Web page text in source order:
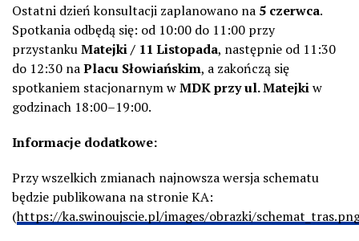
Ostatni dzień konsultacji zaplanowano na 5 czerwca.
Spotkania odbędą się: od 10:00 do 11:00 przy
przystankuMatejki / 11 Listopada, następnie od 11:30
do 12:30 naPlacu Słowiańskim, a zakończą się
spotkaniem stacjonarnym wMDK przy ul. Matejkiw
godzinach 18:00–19:00.
Informacje dodatkowe:
Przy wszelkich zmianach najnowsza wersja schematu
będzie publikowana na stronie KA:
(https://ka.swinoujscie.pl/images/obrazki/